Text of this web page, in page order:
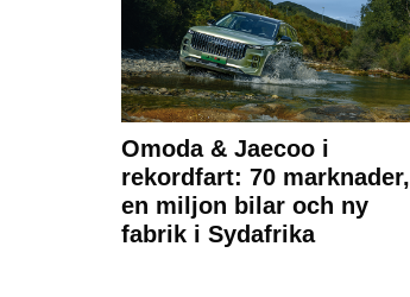
Omoda & Jaecoo i
rekordfart: 70 marknader,
en miljon bilar och ny
fabrik i Sydafrika